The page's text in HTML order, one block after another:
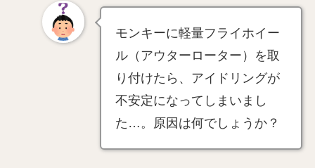
モンキーに軽量フライホイー
ル（アウターローター）を取
り付けたら、アイドリングが
不安定になってしまいまし
た…。原因は何でしょうか？